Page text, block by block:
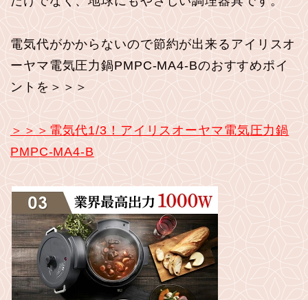
電気代がかからないので節約が出来るアイリスオ
ーヤマ電気圧力鍋PMPC-MA4-Bのおすすめポイ
ントを＞＞＞
＞＞＞電気代1/3！アイリスオーヤマ電気圧力鍋
PMPC-MA4-B